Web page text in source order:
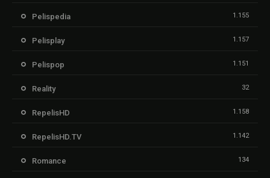
Pelispedia 1.155
Pelisplay 1.157
Pelispop 1.151
Reality 32
RepelisHD 1.158
RepelisHD.TV 1.142
Romance 134